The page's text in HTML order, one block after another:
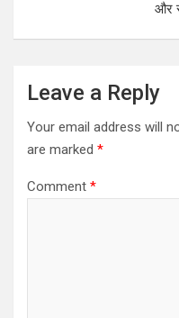
और
Leave a Reply
Your email address will
are marked *
Comment *